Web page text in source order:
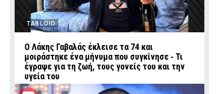
TABLOID
Ο Λάκης Γαβαλάς έκλεισε τα 74 και
μοιράστηκε ένα μήνυμα που συγκίνησε ‑ Τι
έγραψε για τη ζωή, τους γονείς του και την
υγεία του